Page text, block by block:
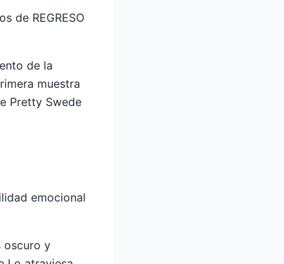
de REGRESO
de la
muestra
Pretty Swede
emocional
oscuro y